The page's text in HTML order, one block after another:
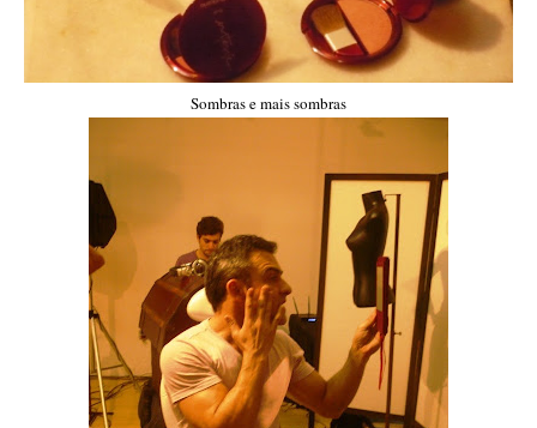
Sombras e mais sombras